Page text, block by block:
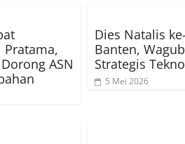
Pratama,
ASN
Dies Natalis
Banten,
Strategis
5 Mei 2026